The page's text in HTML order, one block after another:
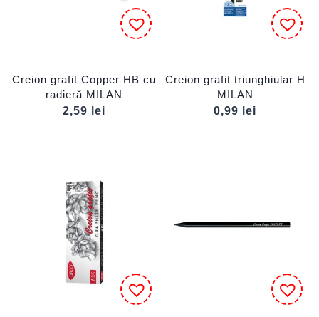
Creion grafit Copper HB cu
radieră MILAN
2,59
lei
Creion grafit triunghiular H
MILAN
0,99
lei